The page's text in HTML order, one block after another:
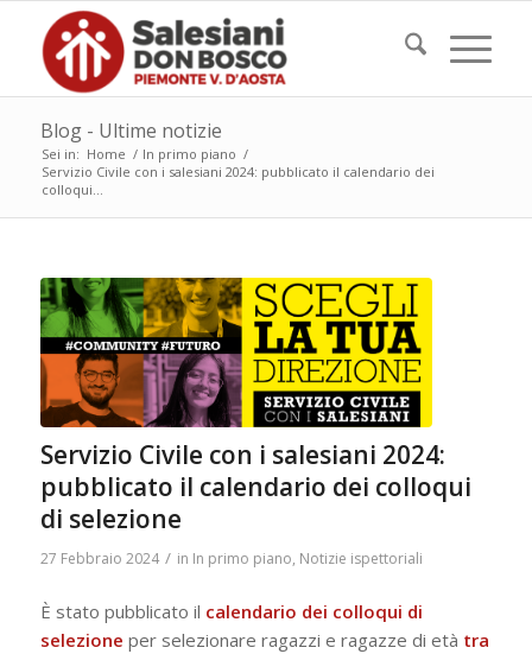
Blog - Ultime notizie
Sei in: Home / In primo piano /
Servizio Civile con i salesiani 2024: pubblicato il calendario dei
colloqui...
Servizio Civile con i salesiani 2024:
pubblicato il calendario dei colloqui
di selezione
27 Febbraio 2024 / in In primo piano, Notizie ispettoriali
È stato pubblicato il calendario dei colloqui di
selezione per selezionare ragazzi e ragazze di età tra